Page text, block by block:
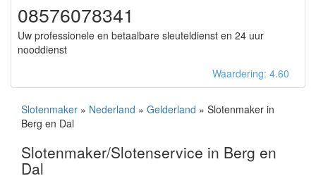
08576078341
Uw professionele en betaalbare sleuteldienst en 24 uur
nooddienst
Waardering: 4.60
Slotenmaker » Nederland » Gelderland » Slotenmaker in
Berg en Dal
Slotenmaker/Slotenservice in Berg en
Dal